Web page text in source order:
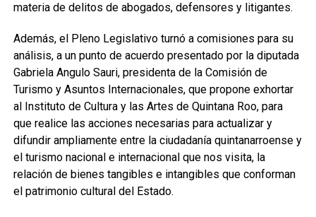
materia de delitos de abogados, defensores y litigantes.
Además, el Pleno Legislativo turnó a comisiones para su
análisis, a un punto de acuerdo presentado por la diputada
Gabriela Angulo Sauri, presidenta de la Comisión de
Turismo y Asuntos Internacionales, que propone exhortar
al Instituto de Cultura y las Artes de Quintana Roo, para
que realice las acciones necesarias para actualizar y
difundir ampliamente entre la ciudadanía quintanarroense y
el turismo nacional e internacional que nos visita, la
relación de bienes tangibles e intangibles que conforman
el patrimonio cultural del Estado.